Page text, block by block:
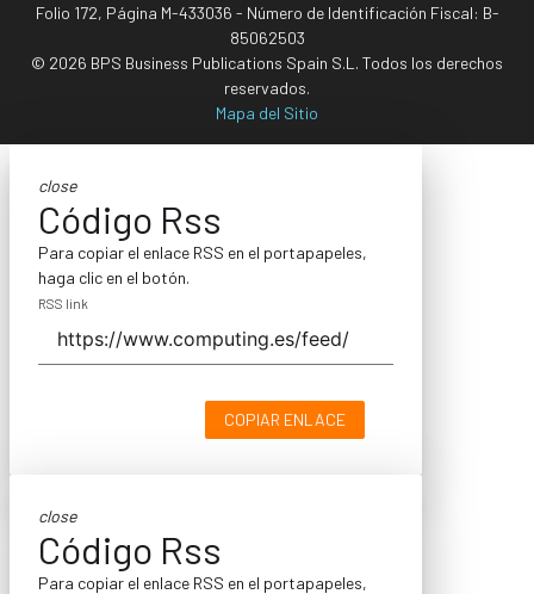
Folio 172, Página M-433036 - Número de Identificación Fiscal: B-
85062503
© 2026 BPS Business Publications Spain S.L. Todos los derechos
reservados.
Mapa del Sitio
close
Código Rss
Para copiar el enlace RSS en el portapapeles,
haga clic en el botón.
RSS link
COPIAR ENLACE
close
Código Rss
Para copiar el enlace RSS en el portapapeles,